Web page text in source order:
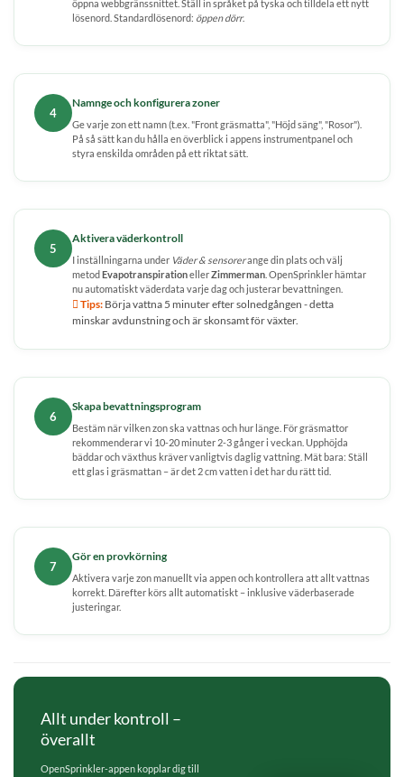
öppna webbgränssnittet. Ställ in språket på tyska och tilldela ett nytt
lösenord. Standardlösenord: öppen dörr.
4
Namnge och konfigurera zoner
Ge varje zon ett namn (t.ex. "Front gräsmatta", "Höjd säng", "Rosor").
På så sätt kan du hålla en överblick i appens instrumentpanel och
styra enskilda områden på ett riktat sätt.
5
Aktivera väderkontroll
I inställningarna under Väder & sensorerange din plats och välj
metod EvapotranspirationellerZimmerman . OpenSprinkler hämtar
nu automatiskt väderdata varje dag och justerar bevattningen.
 Tips: Börja vattna 5 minuter efter solnedgången - detta
minskar avdunstning och är skonsamt för växter.
6
Skapa bevattningsprogram
Bestäm när vilken zon ska vattnas och hur länge. För gräsmattor
rekommenderar vi 10-20 minuter 2-3 gånger i veckan. Upphöjda
bäddar och växthus kräver vanligtvis daglig vattning. Mät bara: Ställ
ett glas i gräsmattan – är det 2 cm vatten i det har du rätt tid.
7
Gör en provkörning
Aktivera varje zon manuellt via appen och kontrollera att allt vattnas
korrekt. Därefter körs allt automatiskt – inklusive väderbaserade
justeringar.
Allt under kontroll –
överallt
OpenSprinkler-appen kopplar dig till